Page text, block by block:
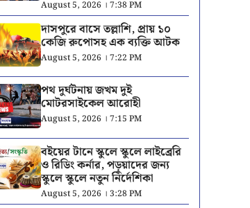
August 5, 2026 । 7:38 PM
দাসপুরে বাসে তল্লাশি, প্রায় ১০
কেজি রুপোসহ এক ব্যক্তি আটক
August 5, 2026 । 7:22 PM
পথ দুর্ঘটনায় জখম দুই
মোটরসাইকেল আরোহী
August 5, 2026 । 7:15 PM
বইয়ের টানে স্কুলে স্কুলে লাইব্রেরি
ও রিডিং কর্নার, পড়ুয়াদের জন্য
স্কুলে স্কুলে নতুন নির্দেশিকা
August 5, 2026 । 3:28 PM